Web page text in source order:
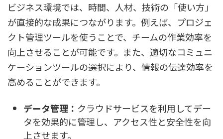
ビジネス環境では、時間、人材、技術の「使い方」
が直接的な成果につながります。例えば、プロジェ
クト管理ツールを使うことで、チームの作業効率を
向上させることが可能です。また、適切なコミュニ
ケーションツールの選択により、情報の伝達効率を
高めることができます。
データ管理： クラウドサービスを利用してデー
タを効果的に管理し、アクセス性と安全性を向
上させます。